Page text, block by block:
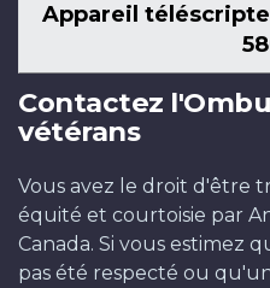
Appareil
Contactez
vétérans
Vous avez le droit d'être
équité et courtoisie par
Canada. Si vous estimez
pas été respecté ou